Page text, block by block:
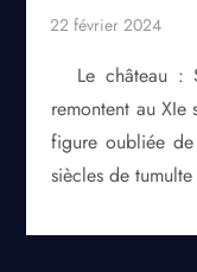
Le château :
remontent au
figure oubliée de
siècles de tumulte